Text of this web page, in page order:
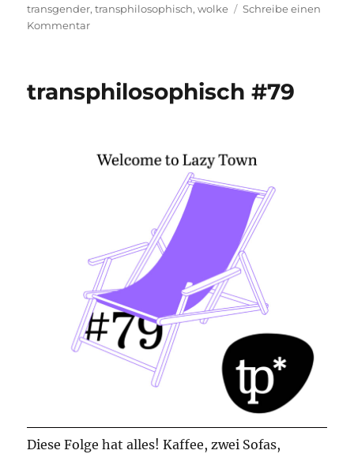
transgender,transphilosophisch,wolke
Schreibe einen
Kommentarzu
transphilosophisch #79
Diese Folge hat alles! Kaffee, zwei Sofas,